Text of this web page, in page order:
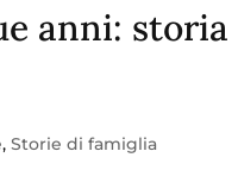
anni:
,Storie di famiglia